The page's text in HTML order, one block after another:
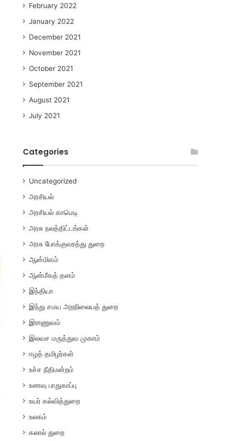
February 2022
January 2022
December 2021
November 2021
October 2021
September 2021
August 2021
July 2021
Categories
Uncategorized
அரசியல்
அரசியல் காமெடி
அரசு நலத்திட்டங்கள்
அரசு போக்குவரத்து துறை
ஆன்மிகம்
ஆன்மீகத் தளம்
இந்தியா
இந்து சமய அறநிலையத் துறை
இராணுவம்
இலவச மருத்துவ முகாம்
ஈழத் தமிழர்கள்
உச்ச நீதிமன்றம்
உணவு பாதுகாப்பு
உயர் கல்வித்துறை
உலகம்
கலால் துறை